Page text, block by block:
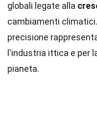
globali legate alla
cambiamenti
precisione
l'industria ittica e per
pianeta.